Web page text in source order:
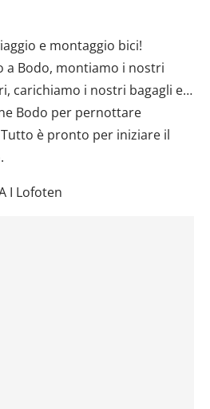
e montaggio bici!
a Bodo, montiamo i nostri
carichiamo i nostri bagagli e…
Bodo per pernottare
è pronto per iniziare il
I Lofoten